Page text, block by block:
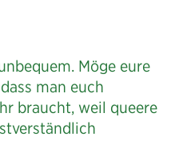
Möge eure
man euch
braucht, weil queere